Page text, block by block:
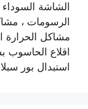
الشاشة
الرسومات ،
مشاكل الحرارة
اقلاع الحاسوب
استبدال بور